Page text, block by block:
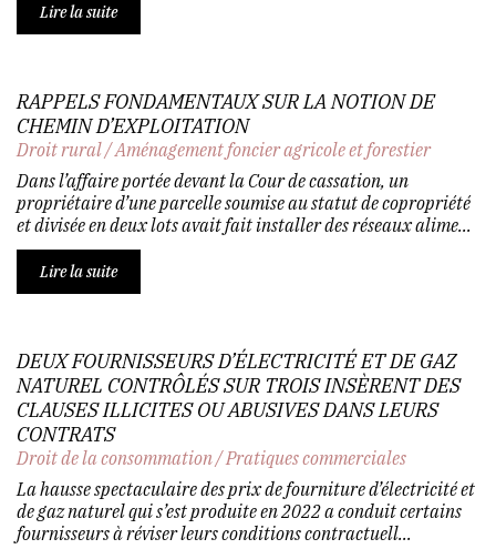
Lire la suite
RAPPELS FONDAMENTAUX SUR LA NOTION DE
CHEMIN D’EXPLOITATION
Droit rural/Aménagement foncier agricole et forestier
Dans l’affaire portée devant la Cour de cassation, un
propriétaire d’une parcelle soumise au statut de copropriété
et divisée en deux lots avait fait installer des réseaux alime...
Lire la suite
DEUX FOURNISSEURS D’ÉLECTRICITÉ ET DE GAZ
NATUREL CONTRÔLÉS SUR TROIS INSÈRENT DES
CLAUSES ILLICITES OU ABUSIVES DANS LEURS
CONTRATS
Droit de la consommation/Pratiques commerciales
La hausse spectaculaire des prix de fourniture d’électricité et
de gaz naturel qui s’est produite en 2022 a conduit certains
fournisseurs à réviser leurs conditions contractuell...